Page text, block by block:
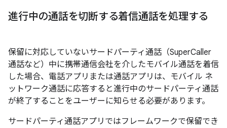
進行中の通話を切断する着信通話を処理する
保留に対応していないサードパーティ通話（SuperCaller
通話など）中に携帯通信会社を介したモバイル通話を着信
した場合、電話アプリまたは通話アプリは、モバイル ネ
ットワーク通話に応答すると進行中のサードパーティ通話
が終了することをユーザーに知らせる必要があります。
サードパーティ通話アプリではフレームワークで保留でき